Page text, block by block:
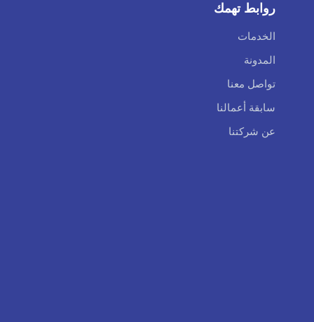
روابط تهمك
الخدمات
المدونة
تواصل معنا
سابقة أعمالنا
عن شركتنا